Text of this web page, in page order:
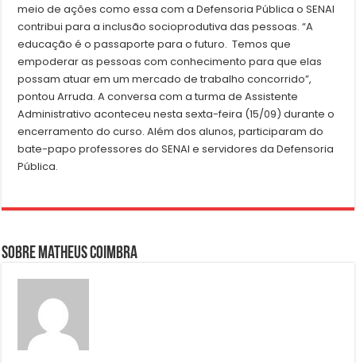
meio de ações como essa com a Defensoria Pública o SENAI
contribui para a inclusão socioprodutiva das pessoas. “A
educação é o passaporte para o futuro. Temos que
empoderar as pessoas com conhecimento para que elas
possam atuar em um mercado de trabalho concorrido”,
pontou Arruda. A conversa com a turma de Assistente
Administrativo aconteceu nesta sexta-feira (15/09) durante o
encerramento do curso. Além dos alunos, participaram do
bate-papo professores do SENAI e servidores da Defensoria
Pública.
Sobre Matheus Coimbra